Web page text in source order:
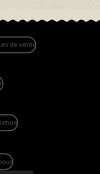
de vente